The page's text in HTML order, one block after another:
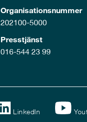
Organisationsnummer
202100-5000
Presstjänst
016-544 23 99
LinkedIn